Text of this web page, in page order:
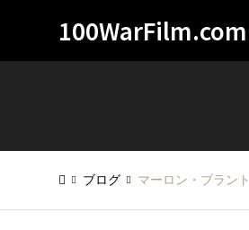
100WarFilm.com
ブログ マーロン・ブラント